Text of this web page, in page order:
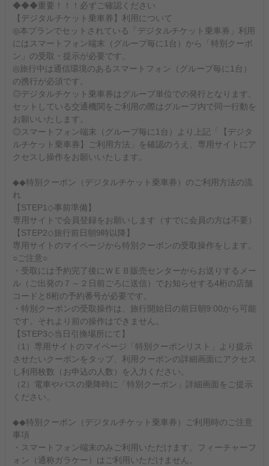
◆◆◆重要！！！必ずご確認ください
【デジタルチケット乗車券】利用について
◎本プランでセットされている「デジタルチケット乗車券」利用
にはスマートフォン端末（グループ毎に1台）から「特別クーポ
ン」の受取・提示が必要です。
◎旅行中は通信環境のあるスマートフォン（グループ毎に1台）
の携行が必須です。
◎デジタルチケット乗車券はグループ単位での発行となります。
セットしている交通機関をご利用の際はグループ内で同一行動を
お願いいたします。
◎スマートフォン端末（グループ毎に1台）より上記「【デジタ
ルチケット乗車券】ご利用方法」を確認のうえ、専用サイトにア
クセスし操作をお願いいたします。
◆◆特別クーポン（デジタルチケット乗車券）のご利用方法の流
れ
【STEP1◇事前準備】
専用サイトで会員登録をお願いします（すでに会員の方は不要）
【STEP2◇旅行前日朝9時以降】
専用サイトのマイページから特別クーポンの受取操作をします。
○ご注意○
・受取には予約完了後にＷＥＢ販売センターからお送りするメー
ル（ご出発の７～２日前ごろに送信）でお知らせする4桁の店舗
コードと8桁の予約番号が必要です。
・特別クーポンの受取操作は、旅行開始日の前日朝9:00から可能
です。それより前の操作はできません。
【STEP3◇当日引換場所にて】
（1）専用サイトのマイページ「特別クーポンリスト」より提示
させたいクーポンをタップ、利用クーポンの詳細画面にアクセス
し利用枚数（お申込の人数）を入力ください。
（2）電車やバスの乗降時に「特別クーポン」詳細画面をご提示
ください。
◆◆特別クーポン（デジタルチケット乗車券）ご利用時のご注意
事項
・スマートフォン端末のみご利用いただけます。フィーチャーフ
ォン（通称ガラケー）はご利用いただけません。